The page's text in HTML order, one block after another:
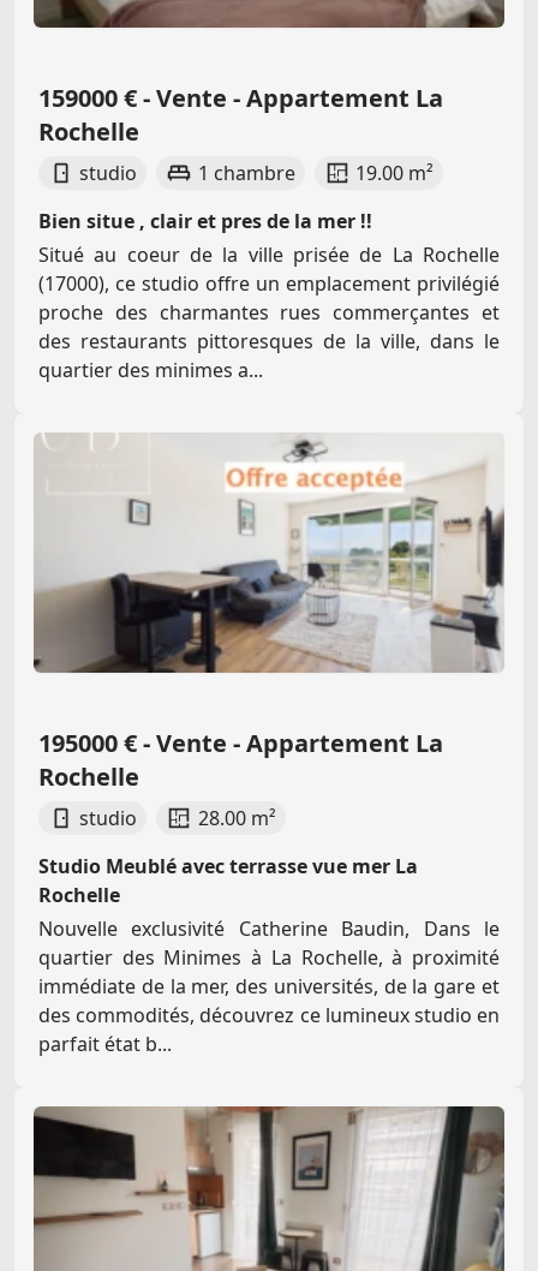
159000 € - Vente - Appartement La
Rochelle
studio 1 chambre
19.00 m²
Bien situe , clair et pres de la mer !!
Situé au coeur de la ville prisée de La Rochelle
(17000), ce studio offre un emplacement privilégié
proche des charmantes rues commerçantes et
des restaurants pittoresques de la ville, dans le
quartier des minimes a...
195000 € - Vente - Appartement La
Rochelle
studio
28.00 m²
Studio Meublé avec terrasse vue mer La
Rochelle
Nouvelle exclusivité Catherine Baudin, Dans le
quartier des Minimes à La Rochelle, à proximité
immédiate de la mer, des universités, de la gare et
des commodités, découvrez ce lumineux studio en
parfait état b...